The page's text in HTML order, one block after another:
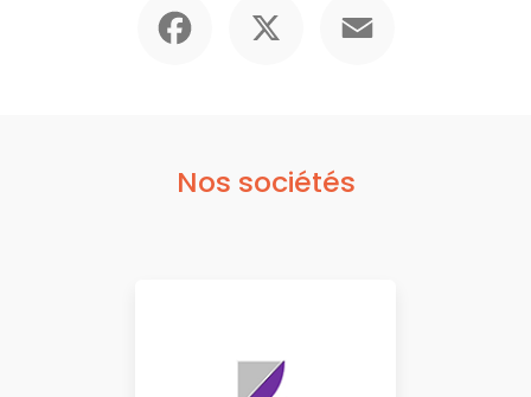
Nos sociétés